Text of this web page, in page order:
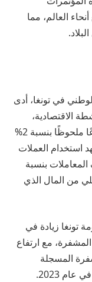
العالم، مما
في تونغا، أدى
الاقتصادية،
حيث شهد نمو الناتج المحلي الإجمالي ارتفاعًا ملحوظًا بنسبة 2%
ذلك، شهد استخدام العملات
بنسبة
من المال الذي
تونغا زيادة في
مع ارتفاع
المسجلة
2023.